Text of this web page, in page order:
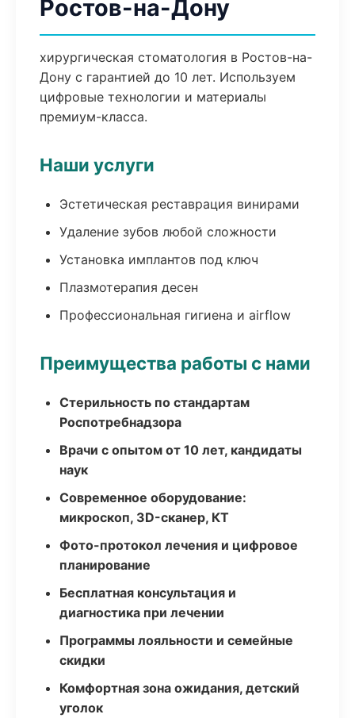
Ростов-на-Дону
хирургическая стоматология в Ростов-на-
Дону с гарантией до 10 лет. Используем
цифровые технологии и материалы
премиум-класса.
Наши услуги
Эстетическая реставрация винирами
Удаление зубов любой сложности
Установка имплантов под ключ
Плазмотерапия десен
Профессиональная гигиена и airflow
Преимущества работы с нами
Стерильность по стандартам
Роспотребнадзора
Врачи с опытом от 10 лет, кандидаты
наук
Современное оборудование:
микроскоп, 3D-сканер, КТ
Фото-протокол лечения и цифровое
планирование
Бесплатная консультация и
диагностика при лечении
Программы лояльности и семейные
скидки
Комфортная зона ожидания, детский
уголок